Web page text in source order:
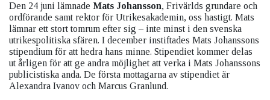
Den 24 juni lämnade Mats Johansson, Frivärlds grundare och
ordförande samt rektor för Utrikesakademin, oss hastigt. Mats
lämnar ett stort tomrum efter sig – inte minst i den svenska
utrikespolitiska sfären. I december instiftades Mats Johanssons
stipendium för att hedra hans minne. Stipendiet kommer delas
ut årligen för att ge andra möjlighet att verka i Mats Johanssons
publicistiska anda. De första mottagarna av stipendiet är
Alexandra Ivanov och Marcus Granlund.